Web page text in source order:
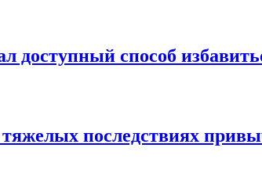
доступный способ
последствиях